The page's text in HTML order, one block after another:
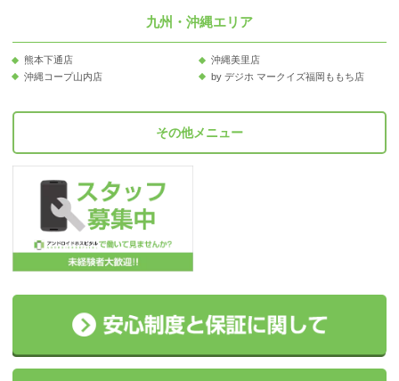
九州・沖縄エリア
熊本下通店
沖縄美里店
沖縄コープ山内店
by デジホ マークイズ福岡ももち店
その他メニュー